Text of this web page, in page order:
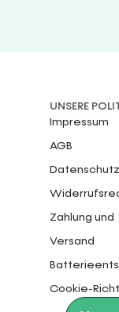
UNSERE
Impressum
AGB
Zahlung und
Versand
Cookie-